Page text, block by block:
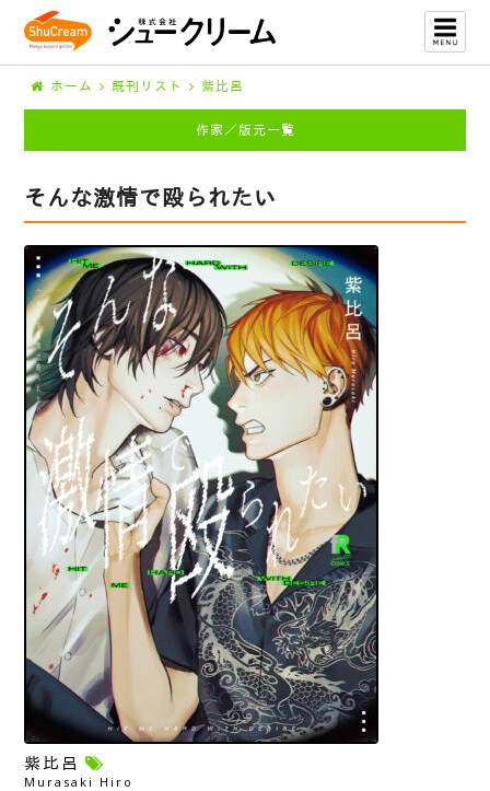
ホーム 既刊リスト 紫比呂
作家／版元一覧
そんな激情で殴られたい
紫比呂
Murasaki Hiro